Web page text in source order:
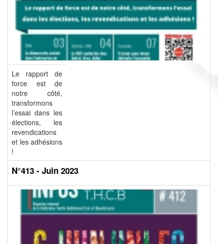
Le rapport de
force est de
notre côté,
transformons
l’essai dans les
élections, les
revendications
et les adhésions
!
N°413 - Juin 2023